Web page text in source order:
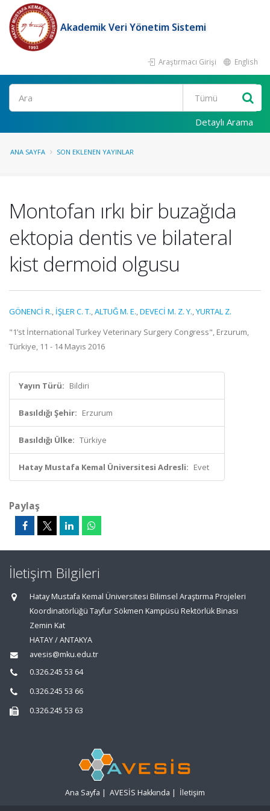
Akademik Veri Yönetim Sistemi
Araştırmacı Girişi English
Ara
Detaylı Arama
ANA SAYFA SON EKLENEN YAYINLAR
Montofan ırkı bir buzağıda
ektopia dentis ve bilateral
kist dermoid olgusu
GÖNENCİ R., İŞLER C. T.,ALTUĞ M. E.,DEVECİ M. Z. Y.,YURTAL Z.
"1’st İnternational Turkey Veterinary Surgery Congress", Erzurum,
Türkiye, 11 - 14 Mayıs 2016
Yayın Türü: Bildiri
Basıldığı Şehir: Erzurum
Basıldığı Ülke: Türkiye
Hatay Mustafa Kemal Üniversitesi Adresli: Evet
Paylaş
İletişim Bilgileri
Hatay Mustafa Kemal Üniversitesi Bilimsel Araştırma Projeleri
Koordinatörlüğü Tayfur Sökmen Kampüsü Rektörlük Binası
Zemin Kat
HATAY / ANTAKYA
avesis@mku.edu.tr
0.326.245 53 64
0.326.245 53 66
0.326.245 53 63
Ana Sayfa | AVESİS Hakkında | İletişim